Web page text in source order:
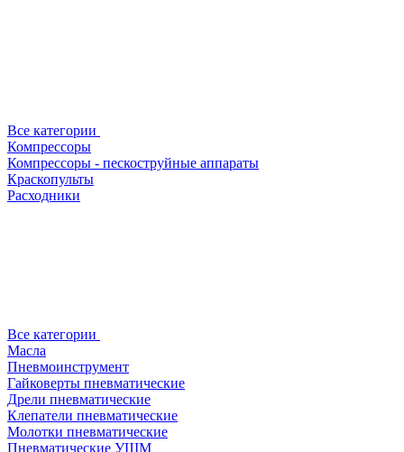
Все категории
Компрессоры
Компрессоры - пескоструйные аппараты
Краскопульты
Расходники
Все категории
Масла
Пневмоинструмент
Гайковерты пневматические
Дрели пневматические
Клепатели пневматические
Молотки пневматические
Пневматические УШМ